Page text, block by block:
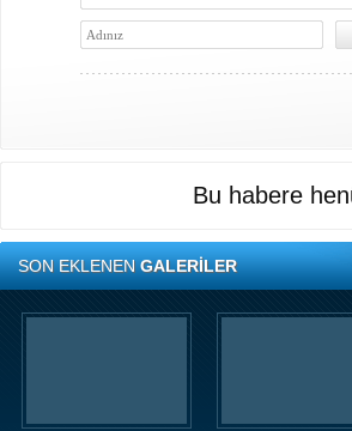
Bu habere
SON EKLENENGALERİLER